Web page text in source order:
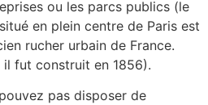
ou les parcs publics (le
en plein centre de Paris est
rucher urbain de France.
il fut construit en 1856).
pas disposer de